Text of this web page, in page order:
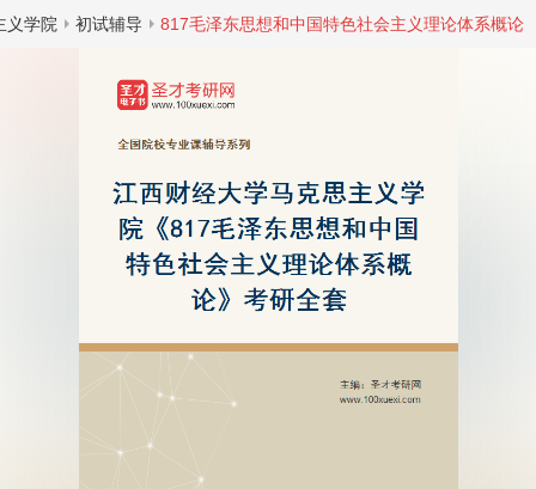
义学院 初试辅导 817毛泽东思想和中国特色社会主义理论体系概论